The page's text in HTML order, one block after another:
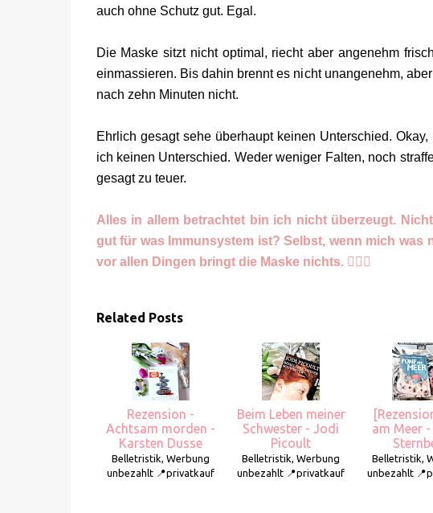
auch ohne Schutz gut. Egal.
Die Maske sitzt nicht optimal, riecht aber angenehm
einmassieren. Bis dahin brennt es nicht unangenehm,
nach zehn Minuten nicht.
Ehrlich gesagt sehe überhaupt keinen Unterschied.
ich keinen Unterschied. Weder weniger Falten, noch
gesagt zu teuer.
Alles in allem betrachtet bin ich nicht überzeugt.
gut für was Immunsystem ist? Selbst, wenn mich
vor allen Dingen bringt die Maske nichts. 🤷🏼‍♀️
Related Posts
Rezension -
Achtsam morden -
Karsten Dusse
Belletristik, Werbung
unbezahlt 📍privatkauf
Beim Leben meiner
Schwester - Jodi
Picoult
Belletristik, Werbung
unbezahlt 📍privatkauf
am Meer
Belletristik,
unbezahlt